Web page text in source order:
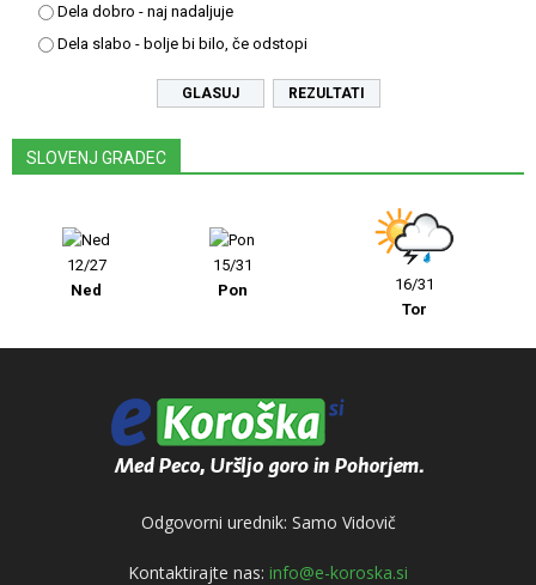
Dela dobro - naj nadaljuje
Dela slabo - bolje bi bilo, če odstopi
REZULTATI
SLOVENJ GRADEC
12/27
Ned
15/31
Pon
16/31
Tor
Odgovorni urednik: Samo Vidovič
Kontaktirajte nas: info@e-koroska.si